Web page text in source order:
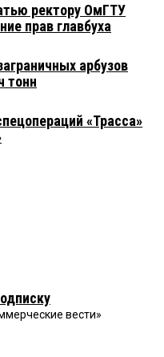
ректору ОмГТУ
прав главбуха
арбузов
тонн
«Трасса»
вести»